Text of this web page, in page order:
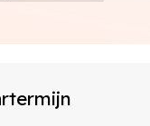
belangrijke